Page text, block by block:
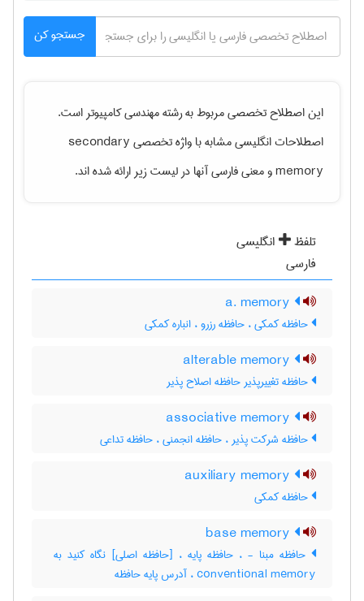
جستجو کن
این اصطلاح تخصصی مربوط به رشتهمهندسی كامپيوتراست.
اصطلاحات انگلیسی مشابه با واژه تخصصیsecondary
memoryو معنی فارسی آنها در لیست زیر ارائه شده اند.
تلفظ
انگلیسی
فارسی
حافظه کمکی ، حافظه رزرو ، انباره کمکی
حافظه تغییرپذیر حافظه اصلاح پذیر
حافظه شرکت پذیر ، حافظه انجمنی ، حافظه تداعی
حافظه کمکی
conventional memory ، آدرس پایه حافظه